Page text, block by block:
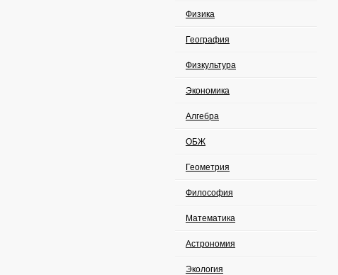
Физика
География
Физкультура
Экономика
Алгебра
ОБЖ
Геометрия
Философия
Математика
Астрономия
Экология